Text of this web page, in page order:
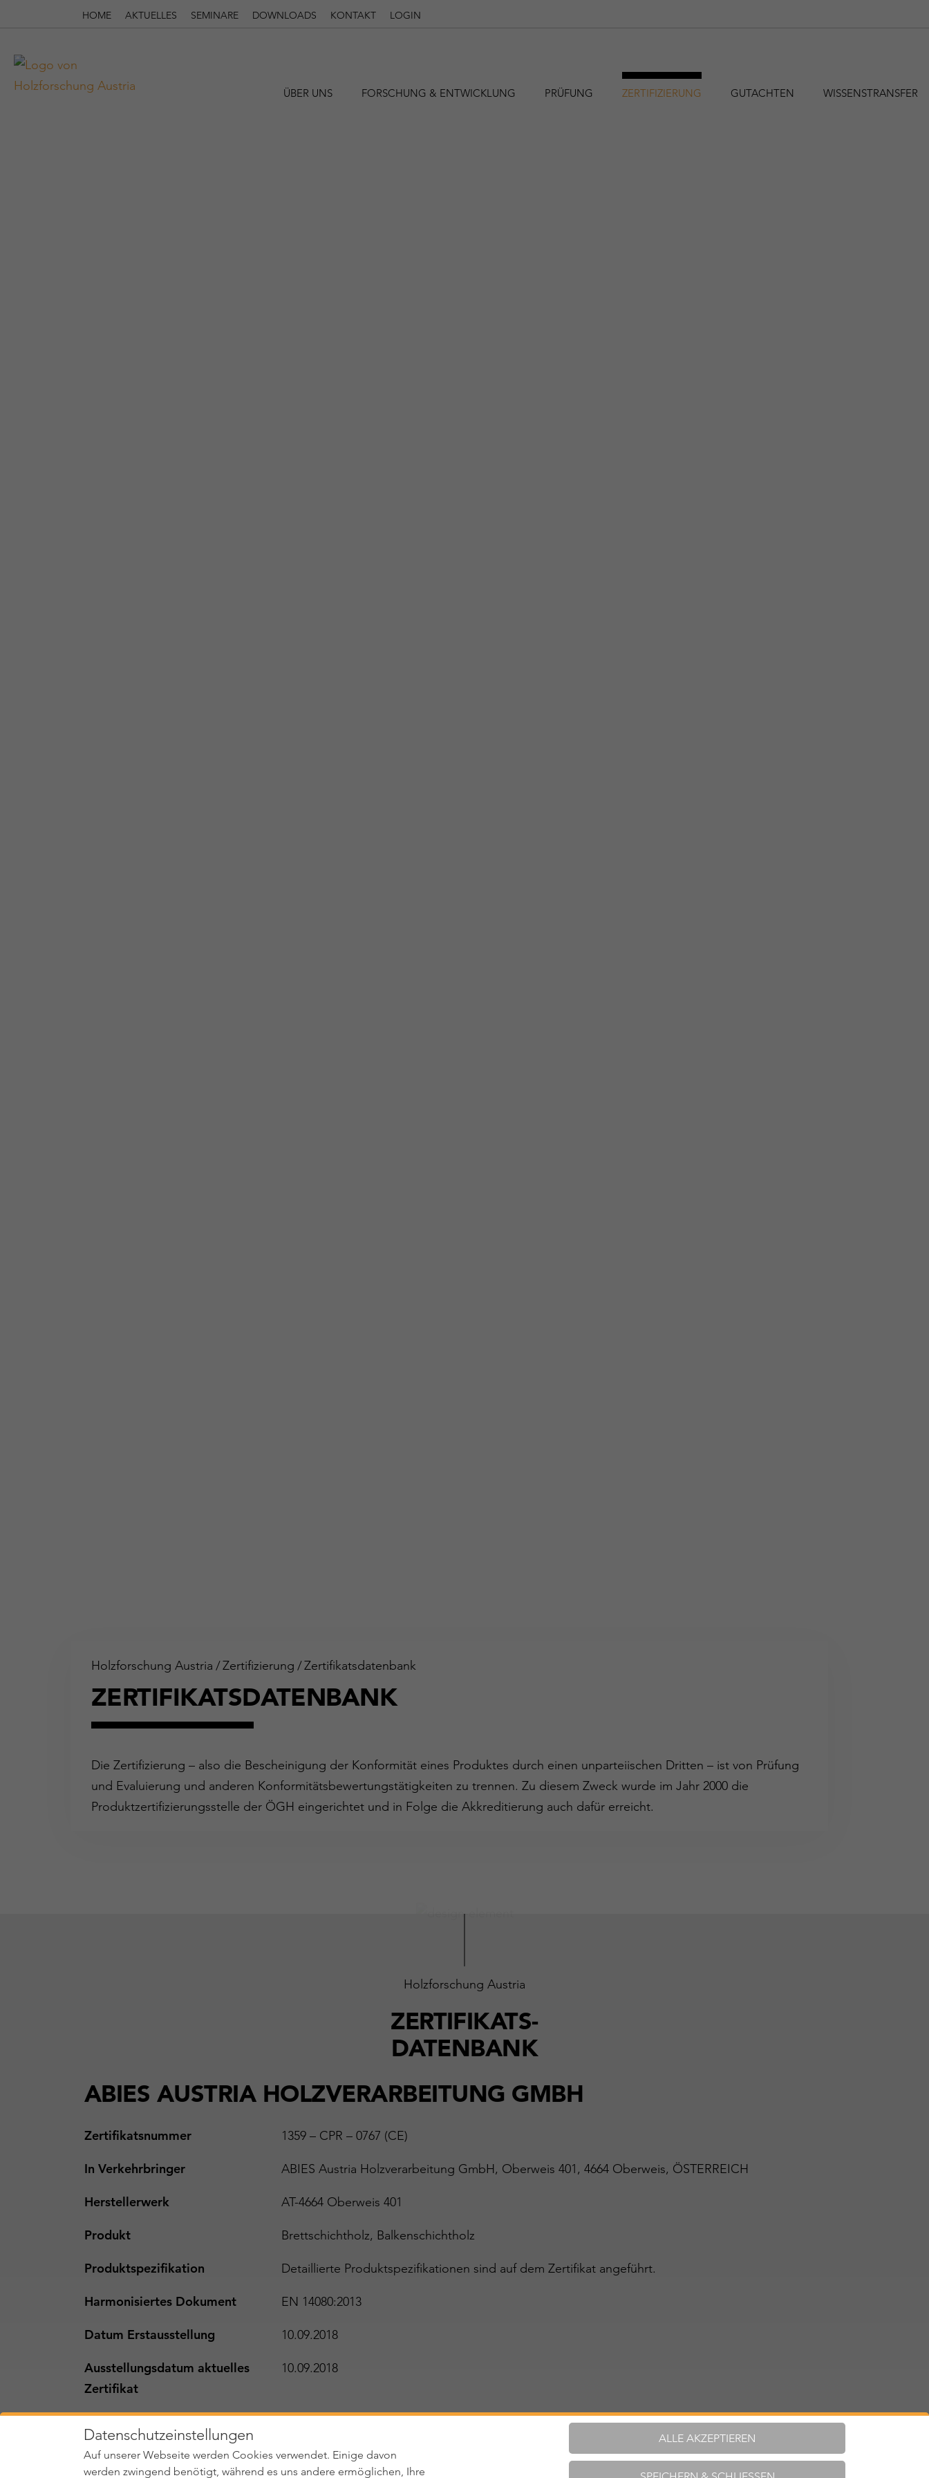
Datenschutzeinstellungen
Auf unserer Webseite werden Cookies verwendet. Einige davon
werden zwingend benötigt, während es uns andere ermöglichen, Ihre
ALLE AKZEPTIEREN
HOME AKTUELLES SEMINARE DOWNLOADS KONTAKT LOGIN
ÜBER UNS FORSCHUNG & ENTWICKLUNG PRÜFUNG ZERTIFIZIERUNG GUTACHTEN WISSENSTRANSFER
Holzforschung Austria /Zertifizierung /Zertifikatsdatenbank
ZERTIFIKATSDATENBANK
Die Zertifizierung – also die Bescheinigung der Konformität eines Produktes durch einen unparteiischen Dritten – ist von Prüfung
und Evaluierung und anderen Konformitätsbewertungstätigkeiten zu trennen. Zu diesem Zweck wurde im Jahr 2000 die
Produktzertifizierungsstelle der ÖGH eingerichtet und in Folge die Akkreditierung auch dafür erreicht.
Holzforschung Austria
ZERTIFIKATS-
DATENBANK
ABIES AUSTRIA HOLZVERARBEITUNG GMBH
Zertifikatsnummer 1359 – CPR – 0767 (CE)
In Verkehrbringer ABIES Austria Holzverarbeitung GmbH, Oberweis 401, 4664 Oberweis, ÖSTERREICH
Herstellerwerk AT-4664 Oberweis 401
Produkt Brettschichtholz, Balkenschichtholz
Produktspezifikation Detaillierte Produktspezifikationen sind auf dem Zertifikat angeführt.
Harmonisiertes Dokument EN 14080:2013
Datum Erstausstellung 10.09.2018
Ausstellungsdatum aktuelles
Zertifikat
10.09.2018